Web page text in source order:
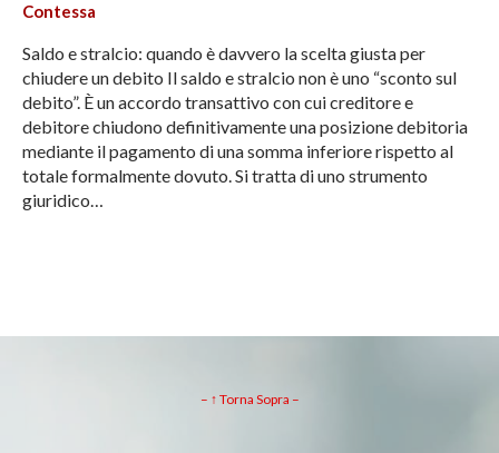
Contessa
Saldo e stralcio: quando è davvero la scelta giusta per
chiudere un debito Il saldo e stralcio non è uno “sconto sul
debito”. È un accordo transattivo con cui creditore e
debitore chiudono definitivamente una posizione debitoria
mediante il pagamento di una somma inferiore rispetto al
totale formalmente dovuto. Si tratta di uno strumento
giuridico…
– ↑ Torna Sopra –